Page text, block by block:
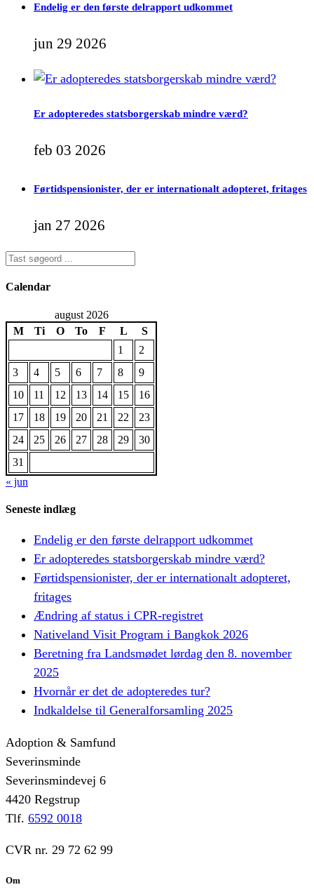
Endelig er den første delrapport udkommet
jun 29 2026
Er adopteredes statsborgerskab mindre værd?
feb 03 2026
Førtidspensionister, der er internationalt adopteret, fritages
jan 27 2026
Calendar
august 2026
M
Ti O To F L
S
1
2
3
4 5 6 7 8
9
10
11 12 13 14 15
16
17
18 19 20 21 22
23
24
25 26 27 28 29
30
31
« jun
Seneste indlæg
Endelig er den første delrapport udkommet
Er adopteredes statsborgerskab mindre værd?
Førtidspensionister, der er internationalt adopteret,
fritages
Ændring af status i CPR-registret
Nativeland Visit Program i Bangkok 2026
Beretning fra Landsmødet lørdag den 8. november
2025
Hvornår er det de adopteredes tur?
Indkaldelse til Generalforsamling 2025
Adoption & Samfund
Severinsminde
Severinsmindevej 6
4420 Regstrup
Tlf. 6592 0018
CVR nr. 29 72 62 99
Om